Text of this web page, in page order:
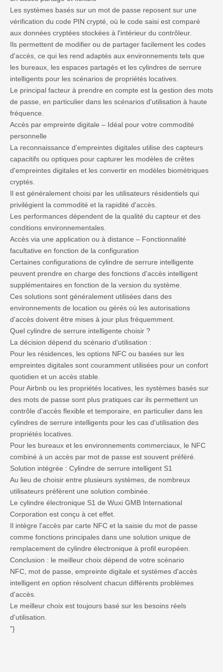
Les systèmes basés sur un mot de passe reposent sur une
vérification du code PIN crypté, où le code saisi est comparé
aux données cryptées stockées à l'intérieur du contrôleur.
Ils permettent de modifier ou de partager facilement les codes
d'accès, ce qui les rend adaptés aux environnements tels que
les bureaux, les espaces partagés et les cylindres de serrure
intelligents pour les scénarios de propriétés locatives.
Le principal facteur à prendre en compte est la gestion des mots
de passe, en particulier dans les scénarios d'utilisation à haute
fréquence.
Accès par empreinte digitale – Idéal pour votre commodité
personnelle
La reconnaissance d'empreintes digitales utilise des capteurs
capacitifs ou optiques pour capturer les modèles de crêtes
d'empreintes digitales et les convertir en modèles biométriques
cryptés.
Il est généralement choisi par les utilisateurs résidentiels qui
privilégient la commodité et la rapidité d'accès.
Les performances dépendent de la qualité du capteur et des
conditions environnementales.
Accès via une application ou à distance – Fonctionnalité
facultative en fonction de la configuration
Certaines configurations de cylindre de serrure intelligente
peuvent prendre en charge des fonctions d'accès intelligent
supplémentaires en fonction de la version du système.
Ces solutions sont généralement utilisées dans des
environnements de location ou gérés où les autorisations
d'accès doivent être mises à jour plus fréquemment.
Quel cylindre de serrure intelligente choisir ?
La décision dépend du scénario d'utilisation :
Pour les résidences, les options NFC ou basées sur les
empreintes digitales sont couramment utilisées pour un confort
quotidien et un accès stable.
Pour Airbnb ou les propriétés locatives, les systèmes basés sur
des mots de passe sont plus pratiques car ils permettent un
contrôle d'accès flexible et temporaire, en particulier dans les
cylindres de serrure intelligents pour les cas d'utilisation des
propriétés locatives.
Pour les bureaux et les environnements commerciaux, le NFC
combiné à un accès par mot de passe est souvent préféré.
Solution intégrée : Cylindre de serrure intelligent S1
Au lieu de choisir entre plusieurs systèmes, de nombreux
utilisateurs préfèrent une solution combinée.
Le cylindre électronique S1 de Wuxi GMB International
Corporation est conçu à cet effet.
Il intègre l'accès par carte NFC et la saisie du mot de passe
comme fonctions principales dans une solution unique de
remplacement de cylindre électronique à profil européen.
Conclusion : le meilleur choix dépend de votre scénario
NFC, mot de passe, empreinte digitale et systèmes d'accès
intelligent en option résolvent chacun différents problèmes
d'accès.
Le meilleur choix est toujours basé sur les besoins réels
d'utilisation.
"}